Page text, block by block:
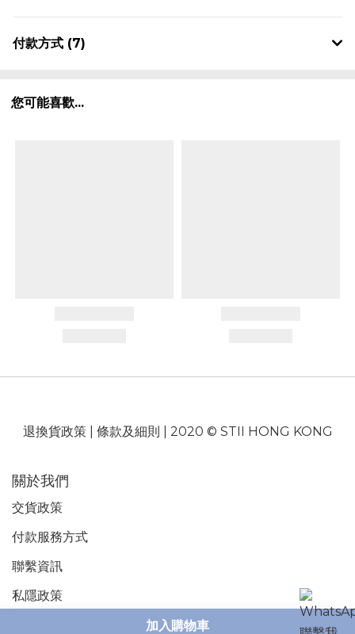
加入購物車
付款方式 (7)
您可能喜歡...
退換貨政策| 條款及細則 | 2020 © STII HONG KONG
關於我們
交貨政策
付款服務方式
聯繫資訊
私隱政策